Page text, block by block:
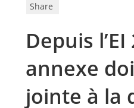
Share
Depuis
annexe
jointe à la